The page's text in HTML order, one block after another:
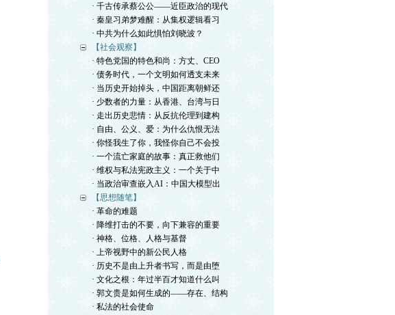
· 千古传承蔡公公——近臣政治的现代
· 秦皇习弟梦难醒：从集权逻辑看习
· 中共为什么如此惧怕刘晓波？
【社会观察】
· 特色党国的特色和尚：方丈、CEO
· 债务时代，一个文明如何透支未来
· 当历史开始掉头，中国距离朝鲜还
· 少数者的力量：从香港、台湾与日
· 走出历史悲情：从反抗伦理到建构
· 自由、公义、爱：为什么仇恨无法
· 你怪我生了你，我怪你自己不会投
· 一个流亡家庭的故事：真正救他们
· 维权与私法宪政主义：一个关于中
· 当政治审查嵌入AI：中国大模型出
【思想随笔】
· 革命的难题
· 降维打击的不要，向下兼容的重要
· ​神格、位格、人格与基督
· 上帝视野中的新公民人格
· 历史不是由上升者书写，而是由堕
· 文化之根：年过半百才知道什么叫
· 郭文贵是如何生成的——存在、结构
· 私法的社会使命